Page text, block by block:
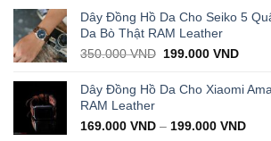
Dây Đồng Hồ Da Cho Seiko 5
Da Bò Thật RAM Leather
350.000VND Original
was:
199.000VND
is:
Dây Đồng Hồ Da Cho Xiaomi
RAM Leather
169.000 VND – 199.000 VND